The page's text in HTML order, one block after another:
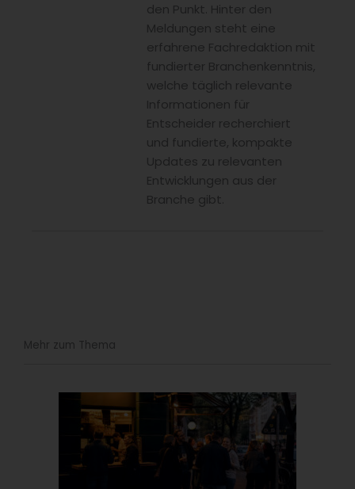
den Punkt. Hinter den
Meldungen steht eine
erfahrene Fachredaktion mit
fundierter Branchenkenntnis,
welche täglich relevante
Informationen für
Entscheider recherchiert
und fundierte, kompakte
Updates zu relevanten
Entwicklungen aus der
Branche gibt.
Mehr zum Thema